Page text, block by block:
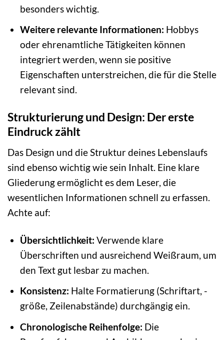
besonders wichtig.
Weitere relevante Informationen: Hobbys
oder ehrenamtliche Tätigkeiten können
integriert werden, wenn sie positive
Eigenschaften unterstreichen, die für die Stelle
relevant sind.
Strukturierung und Design: Der erste
Eindruck zählt
Das Design und die Struktur deines Lebenslaufs
sind ebenso wichtig wie sein Inhalt. Eine klare
Gliederung ermöglicht es dem Leser, die
wesentlichen Informationen schnell zu erfassen.
Achte auf:
Übersichtlichkeit: Verwende klare
Überschriften und ausreichend Weißraum, um
den Text gut lesbar zu machen.
Konsistenz: Halte Formatierung (Schriftart, -
größe, Zeilenabstände) durchgängig ein.
Chronologische Reihenfolge: Die